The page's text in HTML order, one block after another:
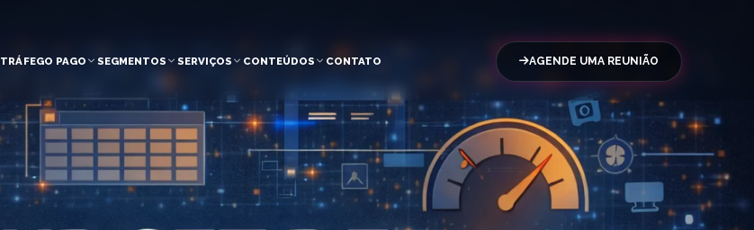
TRÁFEGO PAGO SEGMENTOS SERVIÇOS CONTEÚDOS CONTATO AGENDE UMA REUNIÃO